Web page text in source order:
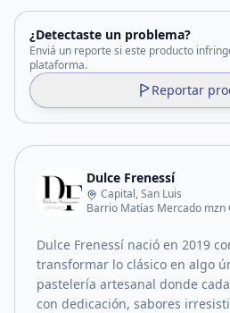
¿Detectaste un problema?
Enviá un reporte si este producto
plataforma.
Reportar
Dulce Frenessí
Capital, San Luis
Barrio Matías Mercado mzn
Dulce Frenessí nació en 2019
transformar lo clásico en algo
pastelería artesanal donde
con dedicación, sabores